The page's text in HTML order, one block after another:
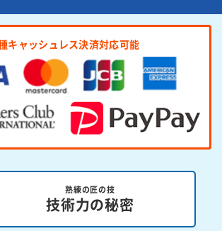
キャッシュレス決済対応可能
熟練の匠の技
技術力の秘密